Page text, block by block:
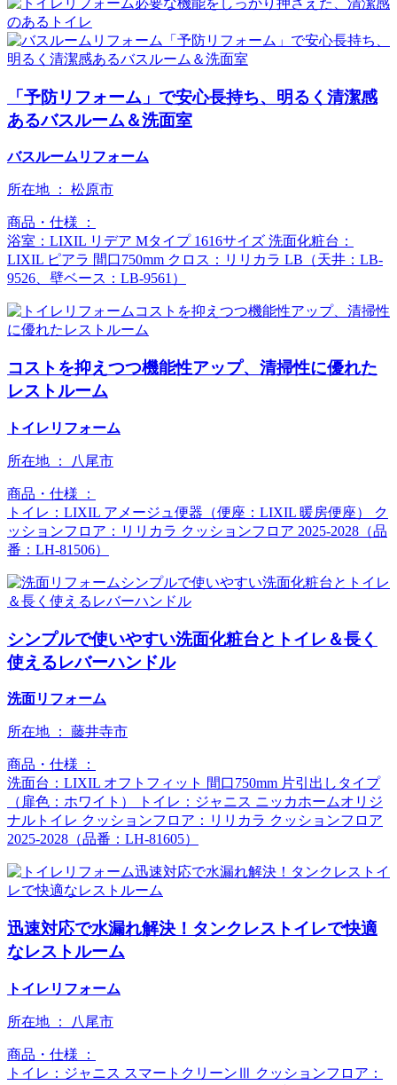
「予防リフォーム」で安心長持ち、明るく清潔感
あるバスルーム＆洗面室
バスルームリフォーム
所在地 ： 松原市
商品・仕様 ：
浴室：LIXIL リデア Mタイプ 1616サイズ 洗面化粧台：
LIXIL ピアラ 間口750mm クロス：リリカラ LB（天井：LB-
9526、壁ベース：LB-9561）
コストを抑えつつ機能性アップ、清掃性に優れた
レストルーム
トイレリフォーム
所在地 ： 八尾市
商品・仕様 ：
トイレ：LIXIL アメージュ便器（便座：LIXIL 暖房便座） ク
ッションフロア：リリカラ クッションフロア 2025-2028（品
番：LH-81506）
シンプルで使いやすい洗面化粧台とトイレ＆長く
使えるレバーハンドル
洗面リフォーム
所在地 ： 藤井寺市
商品・仕様 ：
洗面台：LIXIL オフトフィット 間口750mm 片引出しタイプ
（扉色：ホワイト） トイレ：ジャニス ニッカホームオリジ
ナルトイレ クッションフロア：リリカラ クッションフロア
2025-2028（品番：LH-81605）
迅速対応で水漏れ解決！タンクレストイレで快適
なレストルーム
トイレリフォーム
所在地 ： 八尾市
商品・仕様 ：
トイレ：ジャニス スマートクリーンⅢ クッションフロア：